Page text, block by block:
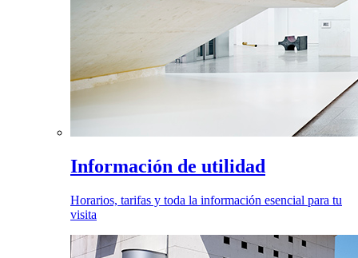
Información de utilidad
Horarios, tarifas y toda la información esencial para tu
visita